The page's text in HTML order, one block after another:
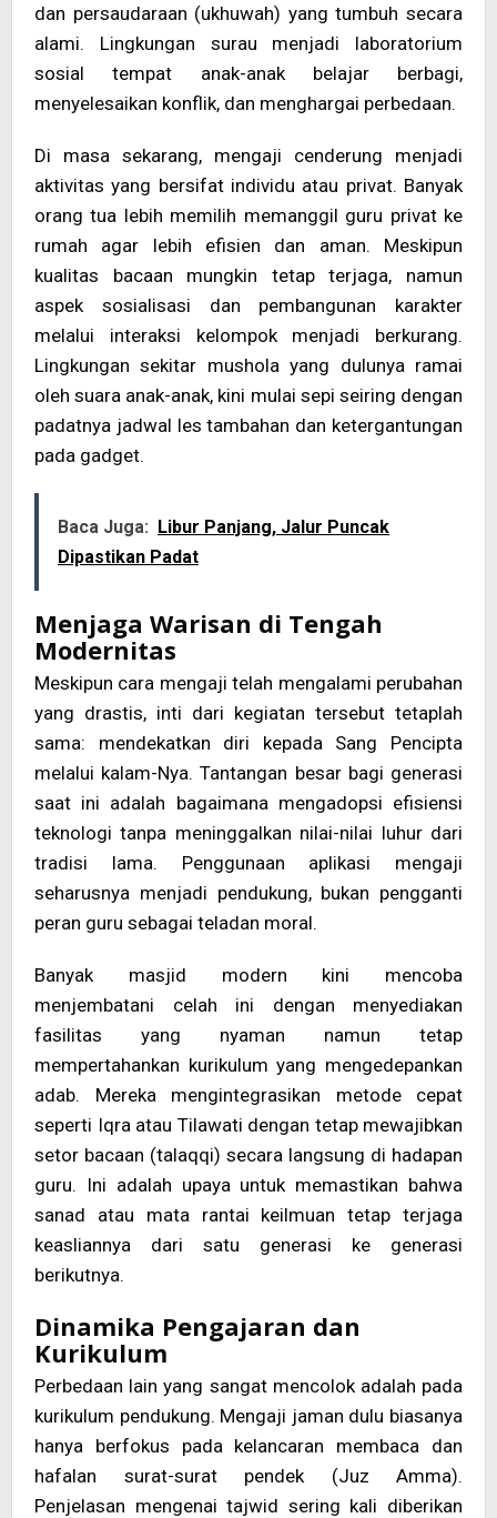
dan persaudaraan (ukhuwah) yang tumbuh secara
alami. Lingkungan surau menjadi laboratorium
sosial tempat anak-anak belajar berbagi,
menyelesaikan konflik, dan menghargai perbedaan.
Di masa sekarang, mengaji cenderung menjadi
aktivitas yang bersifat individu atau privat. Banyak
orang tua lebih memilih memanggil guru privat ke
rumah agar lebih efisien dan aman. Meskipun
kualitas bacaan mungkin tetap terjaga, namun
aspek sosialisasi dan pembangunan karakter
melalui interaksi kelompok menjadi berkurang.
Lingkungan sekitar mushola yang dulunya ramai
oleh suara anak-anak, kini mulai sepi seiring dengan
padatnya jadwal les tambahan dan ketergantungan
pada gadget.
Baca Juga: Libur Panjang, Jalur Puncak
Dipastikan Padat
Menjaga Warisan di Tengah
Modernitas
Meskipun cara mengaji telah mengalami perubahan
yang drastis, inti dari kegiatan tersebut tetaplah
sama: mendekatkan diri kepada Sang Pencipta
melalui kalam-Nya. Tantangan besar bagi generasi
saat ini adalah bagaimana mengadopsi efisiensi
teknologi tanpa meninggalkan nilai-nilai luhur dari
tradisi lama. Penggunaan aplikasi mengaji
seharusnya menjadi pendukung, bukan pengganti
peran guru sebagai teladan moral.
Banyak masjid modern kini mencoba
menjembatani celah ini dengan menyediakan
fasilitas yang nyaman namun tetap
mempertahankan kurikulum yang mengedepankan
adab. Mereka mengintegrasikan metode cepat
seperti Iqra atau Tilawati dengan tetap mewajibkan
setor bacaan (talaqqi) secara langsung di hadapan
guru. Ini adalah upaya untuk memastikan bahwa
sanad atau mata rantai keilmuan tetap terjaga
keasliannya dari satu generasi ke generasi
berikutnya.
Dinamika Pengajaran dan
Kurikulum
Perbedaan lain yang sangat mencolok adalah pada
kurikulum pendukung. Mengaji jaman dulu biasanya
hanya berfokus pada kelancaran membaca dan
hafalan surat-surat pendek (Juz Amma).
Penjelasan mengenai tajwid sering kali diberikan